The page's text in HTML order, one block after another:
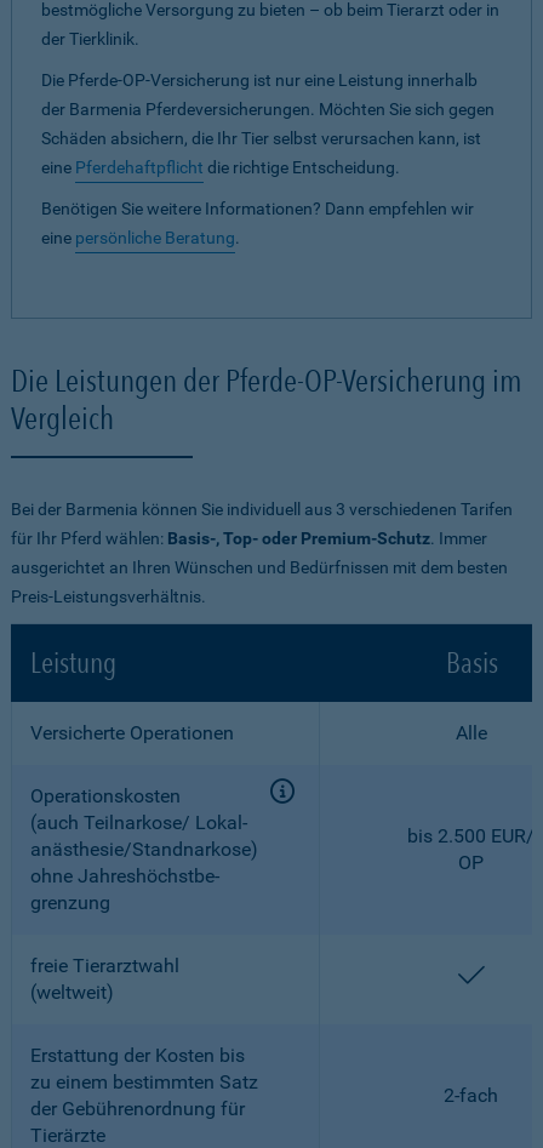
bestmögliche Versorgung zu bieten – ob beim Tierarzt oder in
der Tierklinik.
Die Pferde-OP-Versicherung ist nur eine Leistung innerhalb
der Barmenia Pferdeversicherungen. Möchten Sie sich gegen
Schäden absichern, die Ihr Tier selbst verursachen kann, ist
eine Pferdehaftpflicht die richtige Entscheidung.
Benötigen Sie weitere Informationen? Dann empfehlen wir
eine persönliche Beratung.
Die Leistungen der Pferde-OP-Versicherung im
Vergleich
Bei der Barmenia können Sie individuell aus 3 verschiedenen Tarifen
für Ihr Pferd wählen: Basis-, Top- oder Premium-Schutz. Immer
ausgerichtet an Ihren Wünschen und Bedürfnissen mit dem besten
Preis-Leistungsverhältnis.
Leistung Basis
Versicherte Operationen Alle
Operationskosten
(auch Teilnarkose/ Lokal­
anästhesie/Standnarkose)
ohne Jahreshöchstbe­
grenzung
bis 2.500 EUR/
OP
freie Tierarztwahl
(weltweit)
Erstattung der Kosten bis
zu einem bestimmten Satz
der Gebührenordnung für
Tierärzte
2-fach